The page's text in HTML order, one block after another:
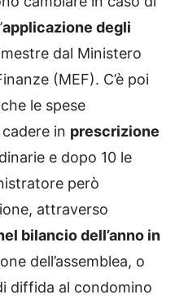
applicazione degli
dal Ministero
(MEF). C’è poi
le spese
in prescrizione
e dopo 10 le
però
attraverso
bilancio dell’anno in
dell’assemblea, o
diffida al condomino